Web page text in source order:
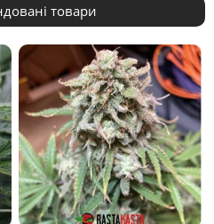
товари